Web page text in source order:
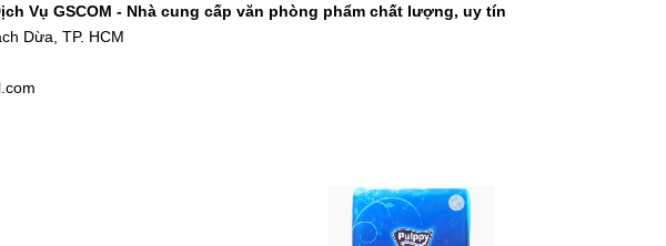
Vụ GSCOM - Nhà cung cấp văn phòng phẩm chất lượng, uy tín
Dừa, TP. HCM